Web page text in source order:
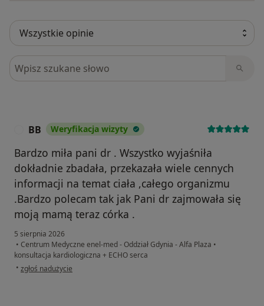
Szukaj w opiniach
BB Weryfikacja wizyty
Bardzo miła pani dr . Wszystko wyjaśniła
dokładnie zbadała, przekazała wiele cennych
informacji na temat ciała ,całego organizmu
.Bardzo polecam tak jak Pani dr zajmowała się
moją mamą teraz córka .
5 sierpnia 2026
• Centrum Medyczne enel-med - Oddział Gdynia - Alfa Plaza •
konsultacja kardiologiczna + ECHO serca
• w opinii użytkownika BB
zgłoś nadużycie